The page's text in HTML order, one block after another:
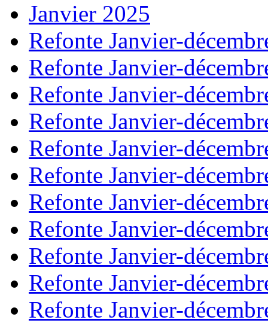
Janvier 2025
Refonte Janvier-
Refonte Janvier-
Refonte Janvier-
Refonte Janvier-
Refonte Janvier-
Refonte Janvier-
Refonte Janvier-
Refonte Janvier-
Refonte Janvier-
Refonte Janvier-
Refonte Janvier-